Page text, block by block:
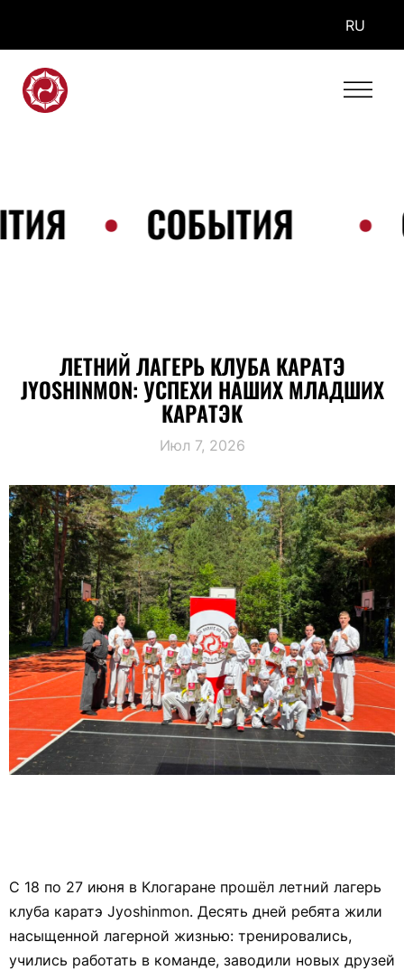
RU
• СОБЫТИЯ •
ЛЕТНИЙ ЛАГЕРЬ КЛУБА КАРАТЭ
JYOSHINMON: УСПЕХИ НАШИХ МЛАДШИХ
КАРАТЭК
Июл 7, 2026
С 18 по 27 июня в Клогаране прошёл летний лагерь
клуба каратэ Jyoshinmon. Десять дней ребята жили
насыщенной лагерной жизнью: тренировались,
учились работать в команде, заводили новых друзей